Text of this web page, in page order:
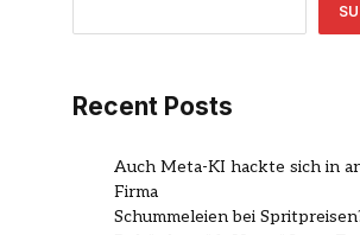
Recent Posts
Auch Meta-KI hackte sich in
Firma
Schummeleien bei